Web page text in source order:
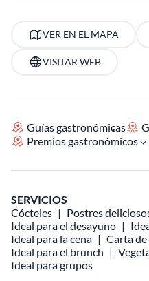
VER EN EL MAPA
VISITAR WEB
Guías gastronómicas
Premios gastronómicos
SERVICIOS
Cócteles
Postres
Ideal para el desayuno
Ideal para la cena
Carta de
Ideal para el brunch
Ideal para grupos